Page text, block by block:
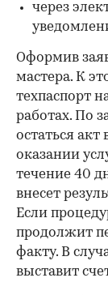
через
Оформив
мастера. К
техпаспорт
работах. По
остаться
оказании
течение 40
внесет
Если
продолжит
факту. В
выставит